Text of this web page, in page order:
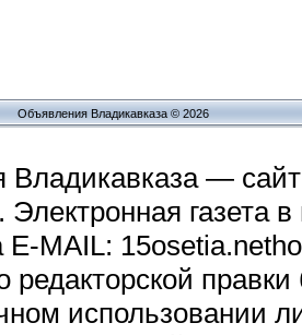
Объявления Владикавказа © 2026
—
газета
E-MAIL:
редакторской
использовании